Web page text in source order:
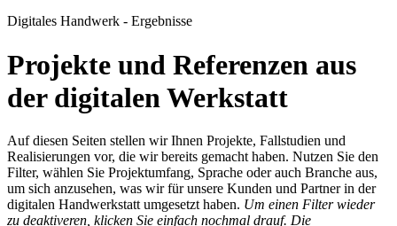
Digitales Handwerk - Ergebnisse
Projekte und Referenzen aus
der digitalen Werkstatt
Auf diesen Seiten stellen wir Ihnen Projekte, Fallstudien und
Realisierungen vor, die wir bereits gemacht haben. Nutzen Sie den
Filter, wählen Sie Projektumfang, Sprache oder auch Branche aus,
um sich anzusehen, was wir für unsere Kunden und Partner in der
digitalen Handwerkstatt umgesetzt haben. Um einen Filter wieder
zu deaktiveren, klicken Sie einfach nochmal drauf. Die